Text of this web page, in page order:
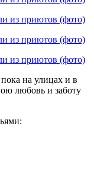
на улицах и в
любовь и заботу